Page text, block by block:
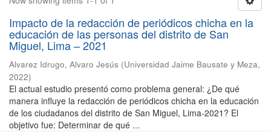
Impacto de la redacción de periódicos chicha en la
educación de las personas del distrito de San
Miguel, Lima – 2021
Alvarez Idrugo, Alvaro Jesús (Universidad Jaime Bausate y Meza,
2022)
El actual estudio presentó como problema general: ¿De qué
manera influye la redacción de periódicos chicha en la educación
de los ciudadanos del distrito de San Miguel, Lima-2021? El
objetivo fue: Determinar de qué ...